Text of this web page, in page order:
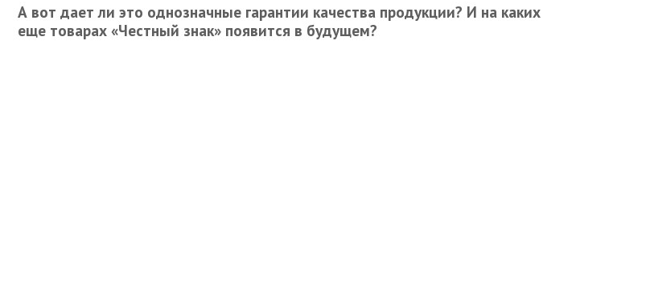
А вот дает ли это однозначные гарантии качества продукции? И на каких
еще товарах «Честный знак» появится в будущем?